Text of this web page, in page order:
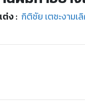
ง : กิติชัย เตชะงามเ